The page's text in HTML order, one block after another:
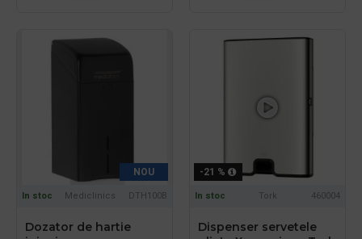
NOU
In stoc Mediclinics DTH100B
Dozator de hartie
-21 %
In stoc Tork 460004
Dispenser servetele